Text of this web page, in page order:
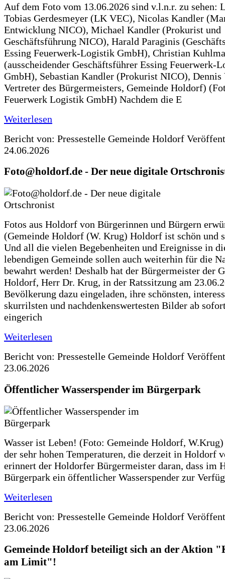
Auf dem Foto vom 13.06.2026 sind v.l.n.r. zu sehen:
Tobias Gerdesmeyer (LK VEC), Nicolas Kandler
Entwicklung NICO), Michael Kandler (Prokurist und
Geschäftsführung NICO), Harald Paraginis
Essing Feuerwerk-Logistik GmbH), Christian
(ausscheidender Geschäftsführer Essing Feuerwerk-
GmbH), Sebastian Kandler (Prokurist NICO),
Vertreter des Bürgermeisters, Gemeinde Holdorf)
Feuerwerk Logistik GmbH) Nachdem die E
Weiterlesen
Bericht von: Pressestelle Gemeinde Holdorf
24.06.2026
Foto@holdorf.de - Der neue digitale
Fotos aus Holdorf von Bürgerinnen und Bürgern
(Gemeinde Holdorf (W. Krug) Holdorf ist schön und
Und all die vielen Begebenheiten und Ereignisse in
lebendigen Gemeinde sollen auch weiterhin für die
bewahrt werden! Deshalb hat der Bürgermeister der
Holdorf, Herr Dr. Krug, in der Ratssitzung am
Bevölkerung dazu eingeladen, ihre schönsten,
skurrilsten und nachdenkenswertesten Bilder ab
eingerich
Weiterlesen
Bericht von: Pressestelle Gemeinde Holdorf
23.06.2026
Öffentlicher Wasserspender im Bürgerpark
Wasser ist Leben! (Foto: Gemeinde Holdorf,
der sehr hohen Temperaturen, die derzeit in Holdorf
erinnert der Holdorfer Bürgermeister daran, dass im
Bürgerpark ein öffentlicher Wasserspender zur
Weiterlesen
Bericht von: Pressestelle Gemeinde Holdorf
23.06.2026
Gemeinde Holdorf beteiligt sich an der Aktion
am Limit"!